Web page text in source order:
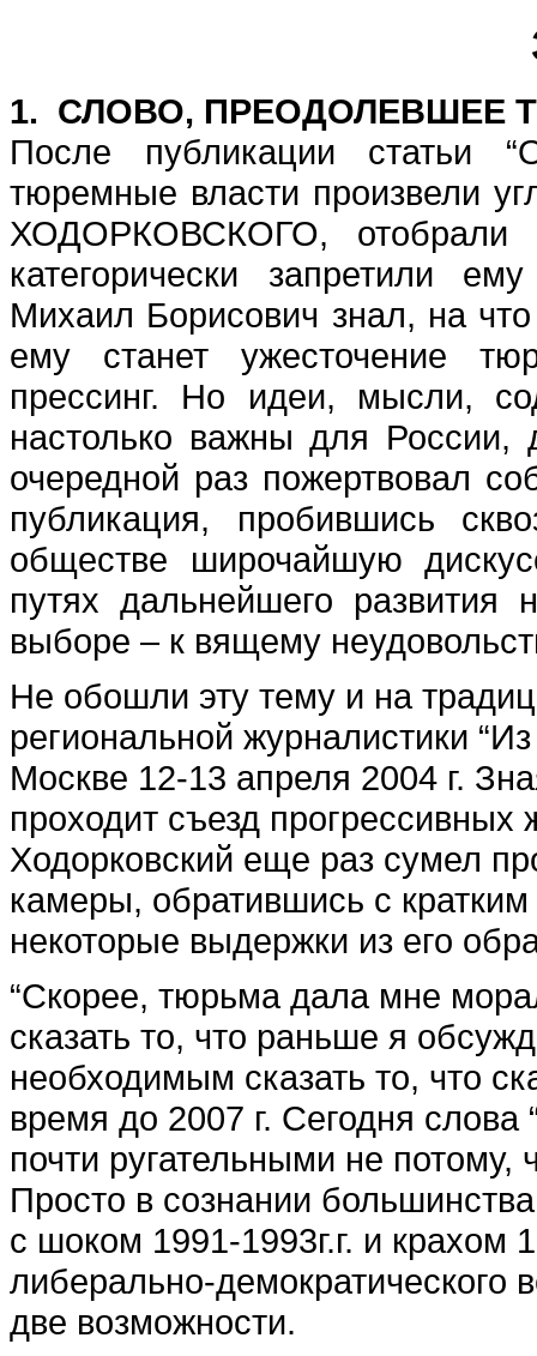
За нашу и
1. СЛОВО, ПРЕОДОЛЕВШЕЕ
После публикации статьи
тюремные власти произвели
ХОДОРКОВСКОГО, отобрали
категорически запретили
Михаил Борисович знал, на
ему станет ужесточение
прессинг. Но идеи, мысли,
настолько важны для России,
очередной раз пожертвовал
публикация, пробившись
обществе широчайшую
путях дальнейшего развития
выборе – к вящему
Не обошли эту тему и на
региональной журналистики
Москве 12-13 апреля 2004 г.
проходит съезд
Ходорковский еще раз сумел
камеры, обратившись с
некоторые выдержки из его
“Скорее, тюрьма дала мне
сказать то, что раньше я
необходимым сказать то, что
время до 2007 г. Сегодня слова
почти ругательными не
Просто в сознании
с шоком 1991-1993г.г. и крахом
либерально-демократического
две возможности.